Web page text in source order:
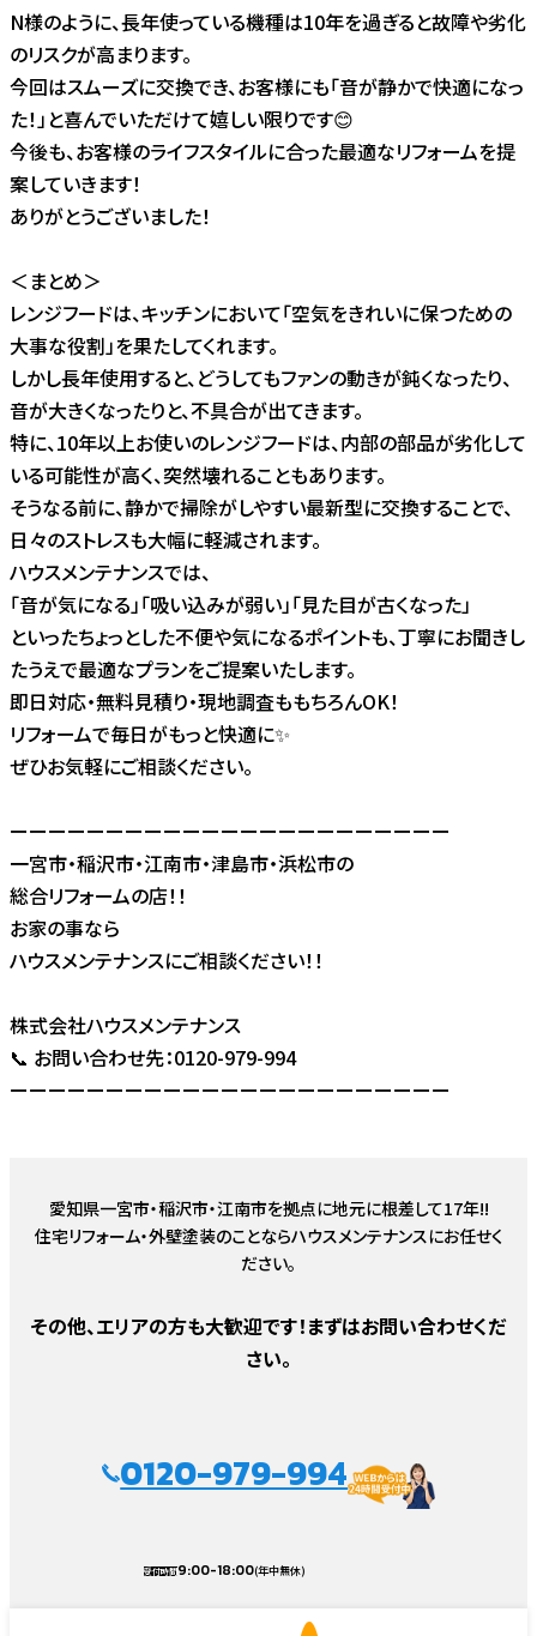
N様のように、長年使っている機種は10年を過ぎると故障や劣化
のリスクが高まります。
今回はスムーズに交換でき、お客様にも「音が静かで快適になっ
た！」と喜んでいただけて嬉しい限りです😊
今後も、お客様のライフスタイルに合った最適なリフォームを提
案していきます！
ありがとうございました！
＜まとめ＞
レンジフードは、キッチンにおいて「空気をきれいに保つための
大事な役割」を果たしてくれます。
しかし長年使用すると、どうしてもファンの動きが鈍くなったり、
音が大きくなったりと、不具合が出てきます。
特に、10年以上お使いのレンジフードは、内部の部品が劣化して
いる可能性が高く、突然壊れることもあります。
そうなる前に、静かで掃除がしやすい最新型に交換することで、
日々のストレスも大幅に軽減されます。
ハウスメンテナンスでは、
「音が気になる」「吸い込みが弱い」「見た目が古くなった」
といったちょっとした不便や気になるポイントも、丁寧にお聞きし
たうえで最適なプランをご提案いたします。
即日対応・無料見積り・現地調査ももちろんOK！
リフォームで毎日がもっと快適に✨
ぜひお気軽にご相談ください。
ーーーーーーーーーーーーーーーーーーーーーーー
一宮市・稲沢市・江南市・津島市・浜松市の
総合リフォームの店！！
お家の事なら
ハウスメンテナンスにご相談ください！！
株式会社ハウスメンテナンス
📞 お問い合わせ先：0120-979-994
ーーーーーーーーーーーーーーーーーーーーーーー
愛知県一宮市・稲沢市・江南市を拠点に地元に根差して17年!!
住宅リフォーム・外壁塗装のことならハウスメンテナンスにお任せく
ださい。
その他、エリアの方も大歓迎です！まずはお問い合わせくだ
さい。
0120-979-994
受付時間9:00-18:00(年中無休)